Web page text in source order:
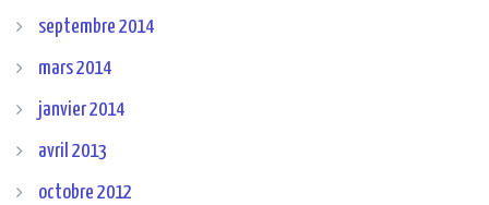
septembre 2014
mars 2014
janvier 2014
avril 2013
octobre 2012